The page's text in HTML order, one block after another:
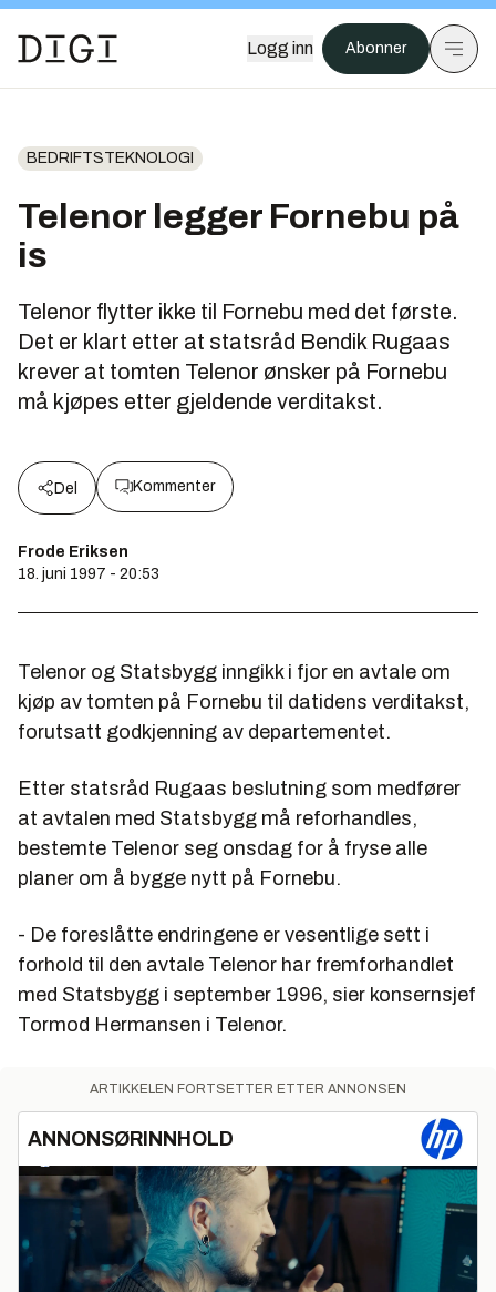
Logg inn Abonner
BEDRIFTSTEKNOLOGI
Telenor legger Fornebu på
is
Telenor flytter ikke til Fornebu med det første.
Det er klart etter at statsråd Bendik Rugaas
krever at tomten Telenor ønsker på Fornebu
må kjøpes etter gjeldende verditakst.
Del Kommenter
Frode Eriksen
18. juni 1997 - 20:53
Telenor og Statsbygg inngikk i fjor en avtale om
kjøp av tomten på Fornebu til datidens verditakst,
forutsatt godkjenning av departementet.
Etter statsråd Rugaas beslutning som medfører
at avtalen med Statsbygg må reforhandles,
bestemte Telenor seg onsdag for å fryse alle
planer om å bygge nytt på Fornebu.
- De foreslåtte endringene er vesentlige sett i
forhold til den avtale Telenor har fremforhandlet
med Statsbygg i september 1996, sier konsernsjef
Tormod Hermansen i Telenor.
ARTIKKELEN FORTSETTER ETTER ANNONSEN
ANNONSØRINNHOLD